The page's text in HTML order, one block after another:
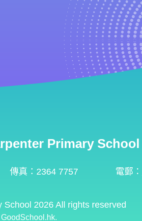
Primary School
傳真：2364 7757 電郵：
School 2026 All rights reserved
GoodSchool.hk.